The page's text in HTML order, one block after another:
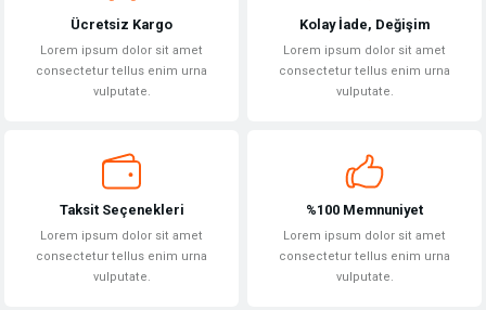
Ücretsiz Kargo
Lorem ipsum dolor sit amet
consectetur tellus enim urna
vulputate.
Kolay İade, Değişim
Lorem ipsum dolor sit amet
consectetur tellus enim urna
vulputate.
Taksit Seçenekleri
Lorem ipsum dolor sit amet
consectetur tellus enim urna
vulputate.
%100 Memnuniyet
Lorem ipsum dolor sit amet
consectetur tellus enim urna
vulputate.